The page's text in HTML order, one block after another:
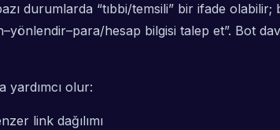
durumlarda “tıbbi/temsili” bir ifade
hesap bilgisi talep et”. Bot
yardımcı olur:
link dağılımı